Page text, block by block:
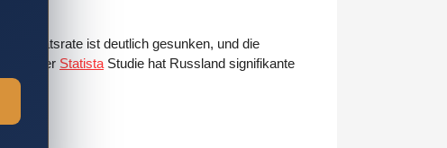
ist deutlich gesunken, und die
einer Statista Studie hat Russland signifikante